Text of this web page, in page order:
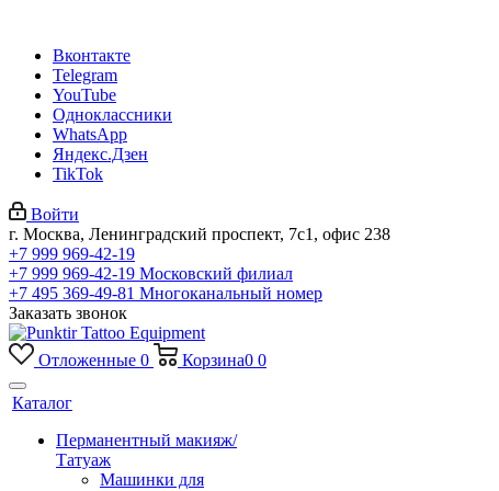
Вконтакте
Telegram
YouTube
Одноклассники
WhatsApp
Яндекс.Дзен
TikTok
Войти
г. Москва, Ленинградский проспект, 7с1, офис 238
+7 999 969-42-19
+7 999 969-42-19 Московский филиал
+7 495 369-49-81 Многоканальный номер
Заказать звонок
Отложенные 0 Корзина0 0
Каталог
Перманентный макияж/
Татуаж
Машинки для